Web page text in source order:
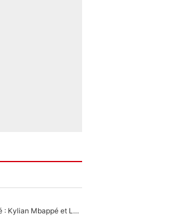
La Liga sur beIN SPORTS, c’est terminé : Kylian Mbappé et Lamine Yamal changent de chaîne, «le moment était venu d'ouvrir un nouveau chapitre»